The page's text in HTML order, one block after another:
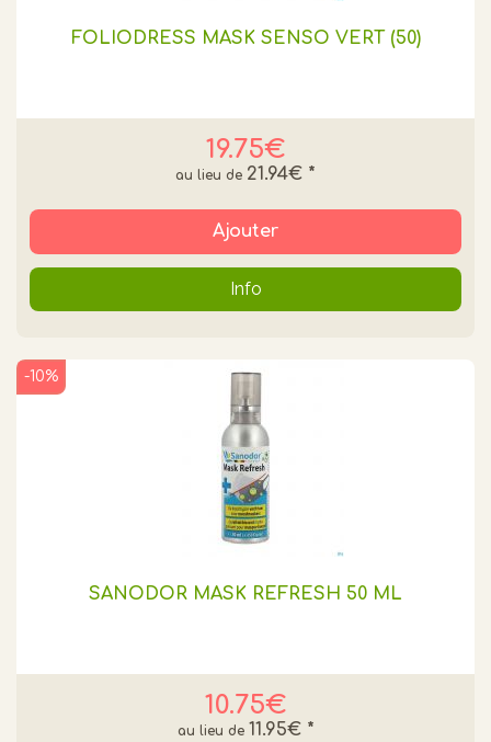
FOLIODRESS MASK SENSO VERT (50)
19.75€
21.94€ *
Ajouter
Info
SANODOR MASK REFRESH 50 ML
10.75€
-10%
11.95€ *